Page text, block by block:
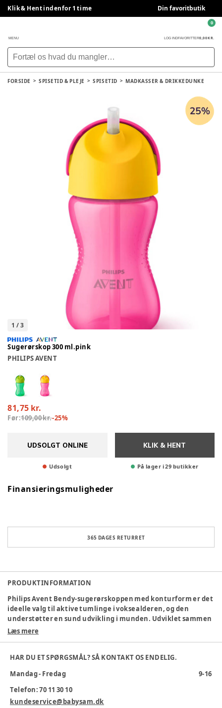
Klik & Hent indenfor 1 time Din favoritbutik
MENU LOG INDFAVORITTER0,00 KR.
0
FORSIDE SPISETID & PLEJE SPISETID MADKASSER & DRIKKEDUNKE
1 /3
Sugerørskop 300 ml.pink
PHILIPS AVENT
81,75 kr.
Før:109,00 kr.-25%
UDSOLGT ONLINE
Udsolgt
KLIK & HENT
På lager i 29 butikker
Finansieringsmuligheder
365 DAGES RETURRET
PRODUKTINFORMATION
Philips Avent Bendy-sugerørskoppen med konturform er det
ideelle valg til aktive tumlinge i voksealderen, og den
understøtter en sund udvikling i munden. Udviklet sammen
med eksperter for at gøre den til den bedst mulige
* Bendy sugerørskop
* 12m+
* 1-pak
Varenummer:330617
Læs mere
HAR DU ET SPØRGSMÅL? SÅ KONTAKT OS ENDELIG.
Mandag - Fredag
9-16
Telefon: 70 11 30 10
kundeservice@babysam.dk